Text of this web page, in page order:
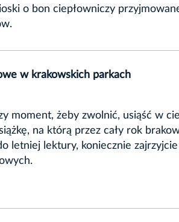
o bon ciepłowniczy
w krakowskich parkach
moment, żeby zwolnić, usiąść w
na którą przez cały rok
letniej lektury, koniecznie